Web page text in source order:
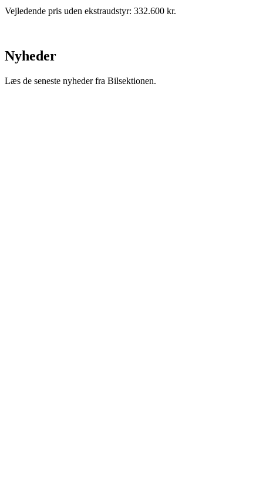
Vejledende pris uden ekstraudstyr: 332.600 kr.
Nyheder
Læs de seneste nyheder fra Bilsektionen.